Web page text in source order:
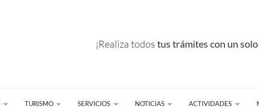
¡Realiza todos tus trámites con un
TURISMO SERVICIOS NOTICIAS ACTIVIDADES